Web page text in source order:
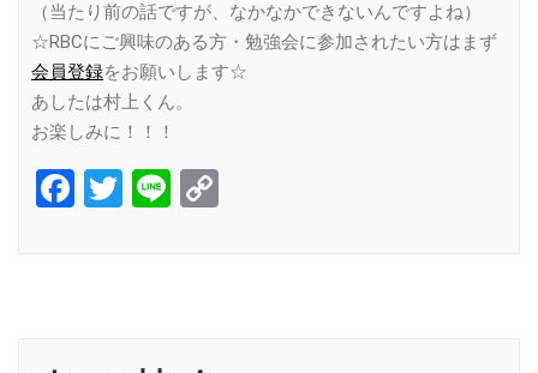
（当たり前の話ですが、なかなかできないんですよね）
☆RBCにご興味のある方・勉強会に参加されたい方はまず
会員登録をお願いします☆
あしたは村上くん。
お楽しみに！！！
Facebook
Twitter
Line